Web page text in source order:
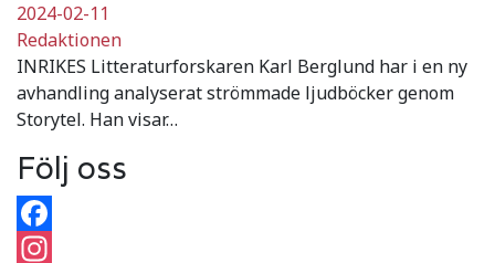
2024-02-11
Redaktionen
INRIKES Litteraturforskaren Karl Berglund har i en ny
avhandling analyserat strömmade ljudböcker genom
Storytel. Han visar…
Följ oss
Facebook